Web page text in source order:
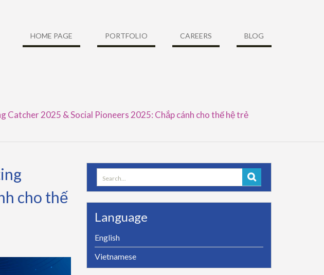
HOME PAGE PORTFOLIO CAREERS BLOG
Catcher 2025 & Social Pioneers 2025: Chắp cánh cho thế hệ trẻ
cho thế
Search
for:
Language
English
Vietnamese